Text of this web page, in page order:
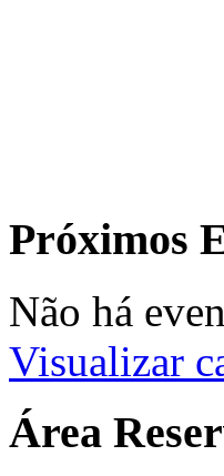
Próximos
Não há
Visualizar
Área